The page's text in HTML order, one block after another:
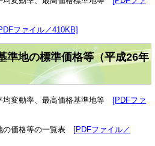
ファイル／410KB]
準地の標準価格等（平成26年
動率、最高価格基準地等
[PDFファ
格等の一覧表
[PDFファイル／